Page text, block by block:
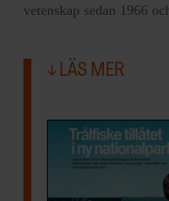
vetenskap sedan 1966
LÄS MER